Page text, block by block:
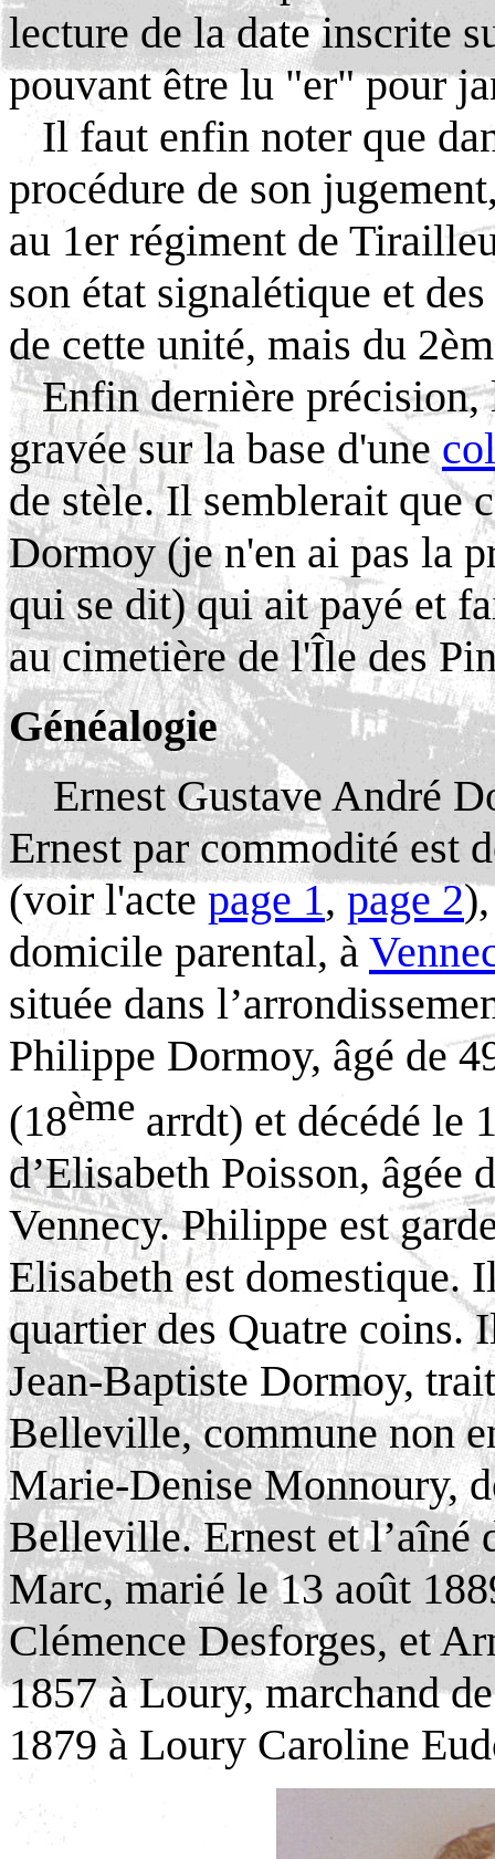
lecture de la date inscrite
pouvant être lu "er" pour
Il faut enfin noter que
procédure de son
au 1er régiment de
son état signalétique et
de cette unité, mais du
Enfin dernière précision,
gravée sur la base d'une
de stèle. Il semblerait que
Dormoy (je n'en ai pas la
qui se dit) qui ait payé et
au cimetière de l'Île des
Généalogie
Ernest Gustave André
Ernest par commodité est
(voir l'acte page 1, page 2
domicile parental, à
située dans
Philippe Dormoy, âgé de
(18ème arrdt) et décédé le
d’Elisabeth Poisson, âgée
Vennecy. Philippe est
Elisabeth est domestique.
quartier des Quatre coins.
Jean-Baptiste Dormoy,
Belleville, commune non
Marie-Denise Monnoury,
Belleville. Ernest et l’aîné
Marc, marié le 13 août
Clémence Desforges, et
1857 à Loury, marchand
1879 à Loury Caroline